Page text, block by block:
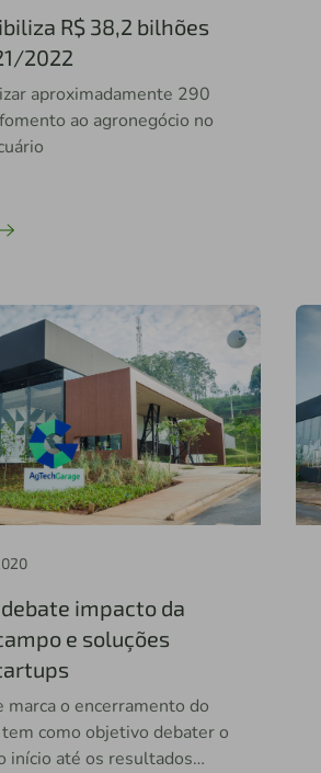
R$ 38,2 bilhões
2022
aproximadamente 290
ao agronegócio no
impacto da
e soluções
o encerramento do
como objetivo debater o
início até os resultados